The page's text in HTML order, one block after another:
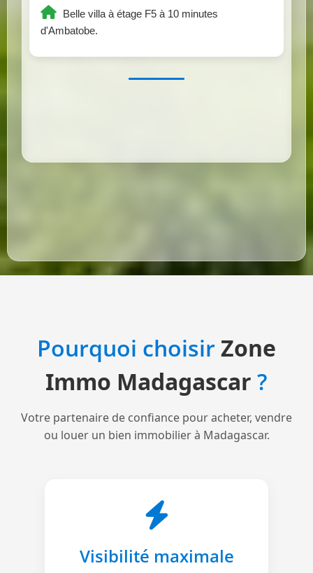
Belle villa à étage F5 à 10 minutes
d'Ambatobe.
Pourquoi choisirZone
Immo Madagascar ?
Votre partenaire de confiance pour acheter, vendre
ou louer un bien immobilier à Madagascar.
Visibilité maximale